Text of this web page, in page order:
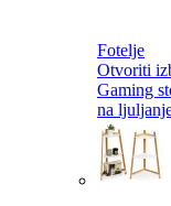
Fotelje
Otvoriti
Gaming
na